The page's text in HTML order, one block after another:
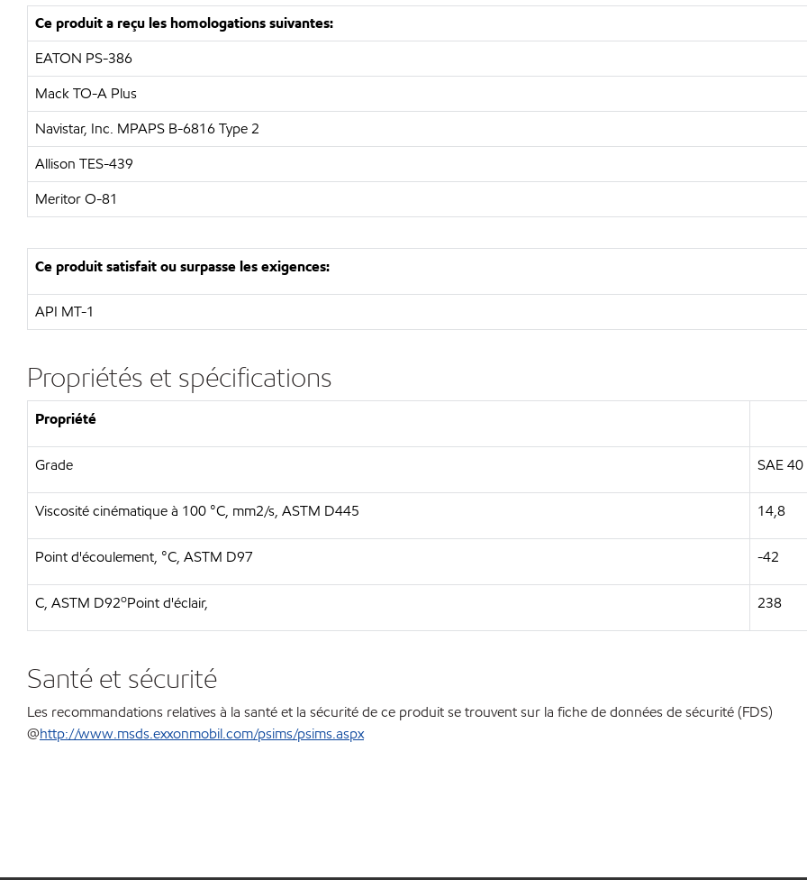
Ce produit a reçu les homologations suivantes:
EATON PS-386
Mack TO-A Plus
Navistar, Inc. MPAPS B-6816 Type 2
Allison TES-439
Meritor O-81
Ce produit satisfait ou surpasse les exigences:
API MT-1
Propriétés et spécifications
Propriété
Grade SAE 40
Viscosité cinématique à 100 °C, mm2/s, ASTM D445 14,8
Point d'écoulement, °C, ASTM D97 -42
C, ASTM D92oPoint d'éclair, 238
Santé et sécurité
Les recommandations relatives à la santé et la sécurité de ce produit se trouvent sur la fiche de données de sécurité (FDS)
@http://www.msds.exxonmobil.com/psims/psims.aspx